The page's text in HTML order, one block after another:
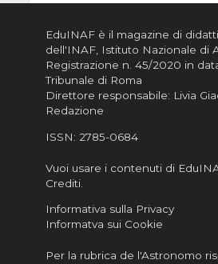
EduINAF è il magazine di
dell'INAF, Istituto Nazionale di
Registrazione n. 45/2020 in
Tribunale di Roma
Direttore responsabile: Livia
Redazione
ISSN: 2785-0684
Vuoi usare i contenuti di
Crediti.
Informativa sulla Privacy
Informatva sui Cookie
Per la rubrica de l'Astronomo